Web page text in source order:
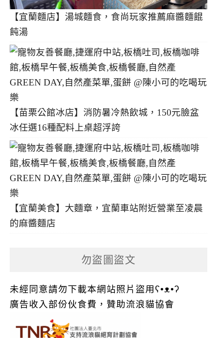
【宜蘭麵店】湯城麵食，食尚玩家推薦麻醬麵餛
飩湯
【苗栗公館冰店】消防暑冷熱飲城，150元臉盆
冰任選16種配料上桌超浮誇
【宜蘭美食】大麵章，宜蘭車站附近營業至凌晨
的麻醬麵店
勿盜圖盜文
未經同意請勿下載本網站照片盜用ʕ•ᴥ•ʔ
廣告收入部份伙食費，贊助流浪貓協會